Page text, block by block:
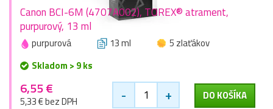
Canon BCI-6M (4707A002), TOREX® atrament,
purpurový, 13 ml
purpurová 13 ml
5 zlaťákov
Skladom > 9 ks
6,55 €
5,33 € bez DPH - + DO KOŠÍKA